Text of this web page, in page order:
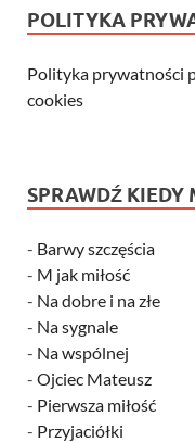
POLITYKA
Polityka prywatności
cookies
SPRAWDŹ KIEDY
- Barwy szczęścia
- M jak miłość
- Na dobre i na złe
- Na sygnale
- Na wspólnej
- Ojciec Mateusz
- Pierwsza miłość
- Przyjaciółki